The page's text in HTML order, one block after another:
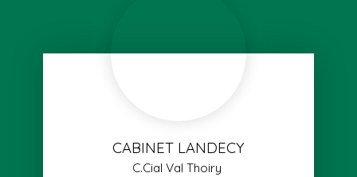
CABINET LANDECY
C.Cial Val Thoiry